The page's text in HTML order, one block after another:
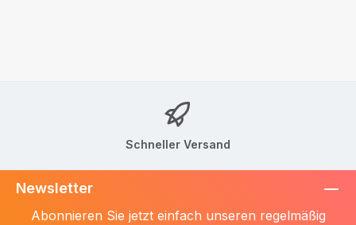
Schneller Versand
Newsletter
Abonnieren Sie jetzt einfach unseren regelmäßig